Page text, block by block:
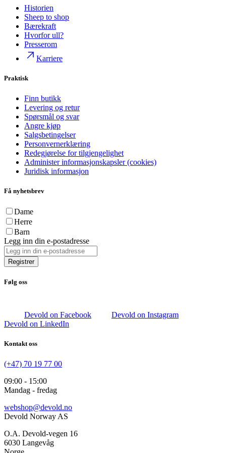
Historien
Sheep to shop
Bærekraft
Hvorfor ull?
Presserom
Karriere
Praktisk
Finn butikk
Levering og retur
Spørsmål og svar
Angre kjøp
Salgsbetingelser
Personvernerklæring
Redegjørelse for tilgjengelighet
Administer informasjonskapsler (cookies)
Juridisk informasjon
Få nyhetsbrev
Dame
Herre
Barn
Legg inn din e-postadresse
Registrer
Følg oss
Devold on Facebook
Devold on Instagram
Devold on LinkedIn
Kontakt oss
(+47) 70 19 77 00
09:00 - 15:00
Mandag - fredag
webshop@devold.no
Devold Norway AS
O.A. Devold-vegen 16
6030 Langevåg